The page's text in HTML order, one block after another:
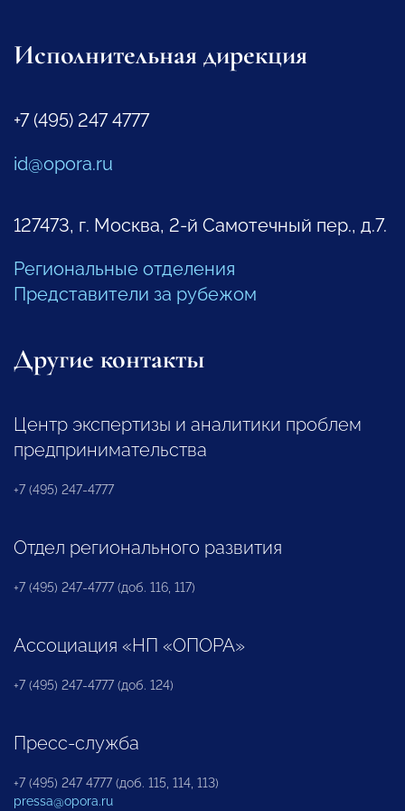
Исполнительная дирекция
+7 (495) 247 4777
id@opora.ru
127473, г. Москва, 2-й Самотечный пер., д.7.
Региональные отделения
Представители за рубежом
Другие контакты
Центр экспертизы и аналитики проблем
предпринимательства
+7 (495) 247-4777
Отдел регионального развития
+7 (495) 247-4777 (доб. 116, 117)
Ассоциация «НП «ОПОРА»
+7 (495) 247-4777 (доб. 124)
Пресс-служба
+7 (495) 247 4777 (доб. 115, 114, 113)
pressa@opora.ru